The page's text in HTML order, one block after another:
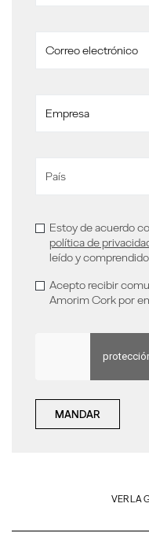
Estoy de acuerdo
política de
leído y
Acepto recibir
Amorim Cork por
MANDAR
VER LA